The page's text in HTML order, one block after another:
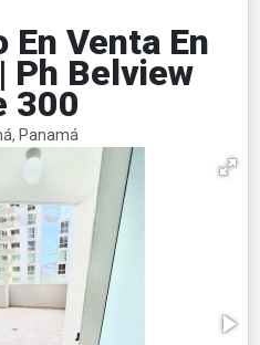
Venta En
Ph Belview
300
Panamá